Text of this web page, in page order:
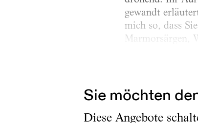
gewandt
mich so, dass
Marmorsärgen,
Sie möchten
Diese Angebote